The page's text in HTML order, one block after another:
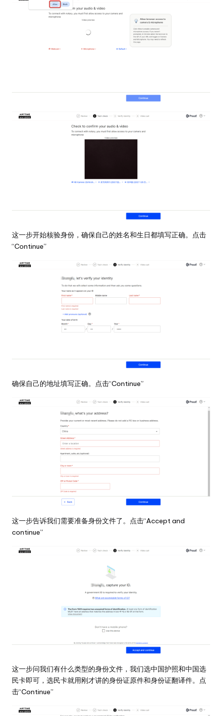
这一步开始核验身份，确保自己的姓名和生日都填写正确。点击
“Continue”
确保自己的地址填写正确。点击“Continue”
这一步告诉我们需要准备身份文件了。点击“Accept and
continue”
这一步问我们有什么类型的身份文件，我们选中国护照和中国选
民卡即可，选民卡就用刚才讲的身份证原件和身份证翻译件。点
击“Continue”